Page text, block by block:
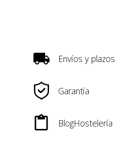
Envíos y plazos
Garantía
BlogHostelería